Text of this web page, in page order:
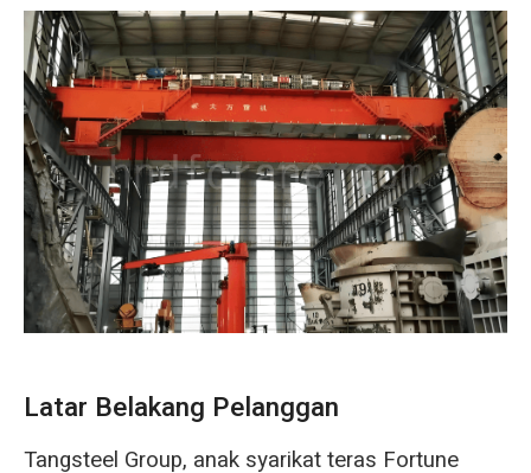
Latar Belakang Pelanggan
Tangsteel Group, anak syarikat teras Fortune
Беларуская мова
Kiswahili
Dansk
Norsk
O‘zbekcha